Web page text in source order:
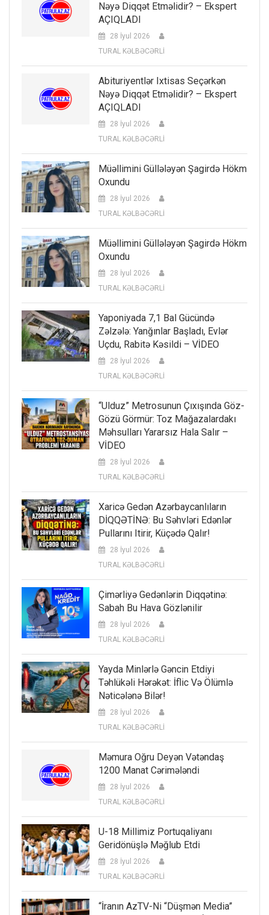
Nəyə Diqqət Etməlidir? – Ekspert
AÇIQLADI
28 İyul 2026
TURAL KƏLBƏCƏRLİ
Abituriyentlər Ixtisas Seçərkən
Nəyə Diqqət Etməlidir? – Ekspert
AÇIQLADI
28 İyul 2026
TURAL KƏLBƏCƏRLİ
Müəllimini Güllələyən Şagirdə Hökm
Oxundu
28 İyul 2026
TURAL KƏLBƏCƏRLİ
Müəllimini Güllələyən Şagirdə Hökm
Oxundu
28 İyul 2026
TURAL KƏLBƏCƏRLİ
Yaponiyada 7,1 Bal Gücündə
Zəlzələ: Yanğınlar Başladı, Evlər
Uçdu, Rabitə Kəsildi – VİDEO
28 İyul 2026
TURAL KƏLBƏCƏRLİ
“Ulduz” Metrosunun Çıxışında Göz-
Gözü Görmür: Toz Mağazalardakı
Məhsulları Yararsız Hala Salır –
VİDEO
28 İyul 2026
TURAL KƏLBƏCƏRLİ
Xaricə Gedən Azərbaycanlıların
DİQQƏTİNƏ: Bu Səhvləri Edənlər
Pullarını Itirir, Küçədə Qalır!
28 İyul 2026
TURAL KƏLBƏCƏRLİ
Çimərliyə Gedənlərin Diqqətinə:
Sabah Bu Hava Gözlənilir
28 İyul 2026
TURAL KƏLBƏCƏRLİ
Yayda Minlərlə Gəncin Etdiyi
Təhlükəli Hərəkət: İflic Və Ölümlə
Nəticələnə Bilər!
28 İyul 2026
TURAL KƏLBƏCƏRLİ
Məmura Oğru Deyən Vətəndaş
1200 Manat Cərimələndi
28 İyul 2026
TURAL KƏLBƏCƏRLİ
U-18 Millimiz Portuqaliyanı
Geridönüşlə Məğlub Etdi
28 İyul 2026
TURAL KƏLBƏCƏRLİ
“İranın AzTV-Ni “düşmən Media”